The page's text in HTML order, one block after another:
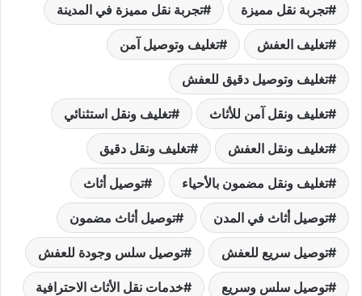
تجربة نقل مميزة تجربة نقل مميزة في المدينة
تغليف العفش تغليف وتوصيل آمن
تغليف وتوصيل دقيق للعفش
تغليف ونقل آمن للأثاث تغليف ونقل استثنائي
تغليف ونقل العفش تغليف ونقل دقيق
تغليف ونقل مضمون بالأحياء توصيل أثاث
توصيل أثاث في المدن توصيل أثاث مضمون
توصيل سريع للعفش توصيل سلس وجودة للعفش
توصيل سلس وسريع خدمات نقل الأثاث الاحترافية